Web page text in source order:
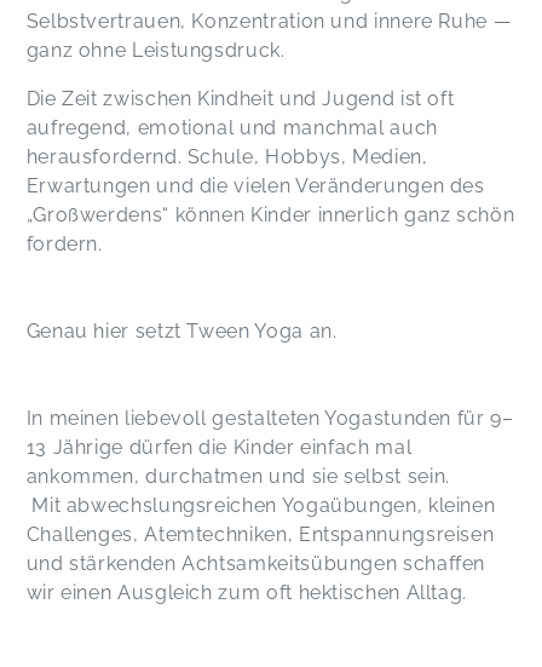
Selbstvertrauen, Konzentration und innere Ruhe —
ganz ohne Leistungsdruck.
Die Zeit zwischen Kindheit und Jugend ist oft
aufregend, emotional und manchmal auch
herausfordernd. Schule, Hobbys, Medien,
Erwartungen und die vielen Veränderungen des
„Großwerdens“ können Kinder innerlich ganz schön
fordern.
Genau hier setzt Tween Yoga an.
In meinen liebevoll gestalteten Yogastunden für 9–
13 Jährige dürfen die Kinder einfach mal
ankommen, durchatmen und sie selbst sein.
Mit abwechslungsreichen Yogaübungen, kleinen
Challenges, Atemtechniken, Entspannungsreisen
und stärkenden Achtsamkeitsübungen schaffen
wir einen Ausgleich zum oft hektischen Alltag.